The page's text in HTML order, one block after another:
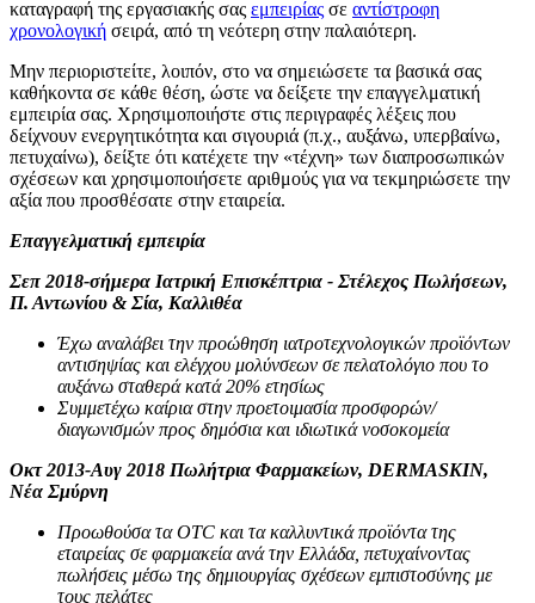
καταγραφή της εργασιακής σας εμπειρίας σε αντίστροφη
χρονολογική σειρά, από τη νεότερη στην παλαιότερη.
Μην περιοριστείτε, λοιπόν, στο να σημειώσετε τα βασικά σας
καθήκοντα σε κάθε θέση, ώστε να δείξετε την επαγγελματική
εμπειρία σας. Χρησιμοποιήστε στις περιγραφές λέξεις που
δείχνουν ενεργητικότητα και σιγουριά (π.χ., αυξάνω, υπερβαίνω,
πετυχαίνω), δείξτε ότι κατέχετε την «τέχνη» των διαπροσωπικών
σχέσεων και χρησιμοποιήσετε αριθμούς για να τεκμηριώσετε την
αξία που προσθέσατε στην εταιρεία.
Επαγγελματική εμπειρία
Σεπ 2018-σήμερα Ιατρική Επισκέπτρια - Στέλεχος Πωλήσεων,
Π. Αντωνίου & Σία, Καλλιθέα
Έχω αναλάβει την προώθηση ιατροτεχνολογικών προϊόντων
αντισηψίας και ελέγχου μολύνσεων σε πελατολόγιο που το
αυξάνω σταθερά κατά 20% ετησίως
Συμμετέχω καίρια στην προετοιμασία προσφορών/
διαγωνισμών προς δημόσια και ιδιωτικά νοσοκομεία
Οκτ 2013-Αυγ 2018 Πωλήτρια Φαρμακείων, DERMASKIN,
Νέα Σμύρνη
Προωθούσα τα OTC και τα καλλυντικά προϊόντα της
εταιρείας σε φαρμακεία ανά την Ελλάδα, πετυχαίνοντας
πωλήσεις μέσω της δημιουργίας σχέσεων εμπιστοσύνης με
τους πελάτες